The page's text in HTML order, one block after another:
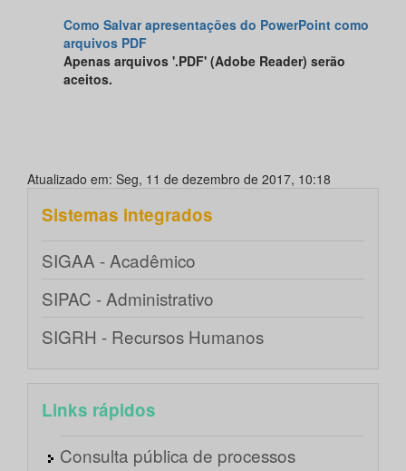
Como Salvar apresentações do PowerPoint como
arquivos PDF
Apenas arquivos '.PDF' (Adobe Reader) serão
aceitos.
Atualizado em: Seg, 11 de dezembro de 2017, 10:18
Sistemas integrados
SIGAA - Acadêmico
SIPAC - Administrativo
SIGRH - Recursos Humanos
Links rápidos
Consulta pública de processos